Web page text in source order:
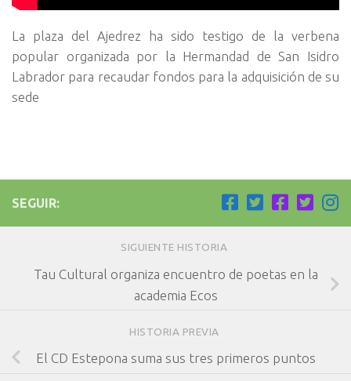
La plaza del Ajedrez ha sido testigo de la verbena
popular organizada por la Hermandad de San Isidro
Labrador para recaudar fondos para la adquisición de su
sede
SEGUIR:
SIGUIENTE HISTORIA
Tau Cultural organiza encuentro de poetas en la
academia Ecos
HISTORIA PREVIA
El CD Estepona suma sus tres primeros puntos